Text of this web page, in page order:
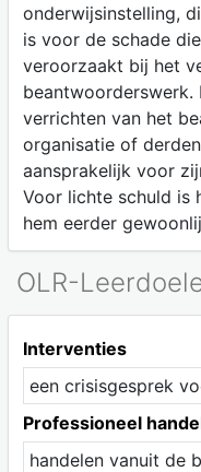
onderwijsinstelling,
is voor de schade
veroorzaakt bij het
beantwoorderswerk.
verrichten van het
organisatie of
aansprakelijk voor
Voor lichte schuld is
hem eerder
OLR-
Interventies
een crisisgesprek
Professioneel
handelen vanuit de